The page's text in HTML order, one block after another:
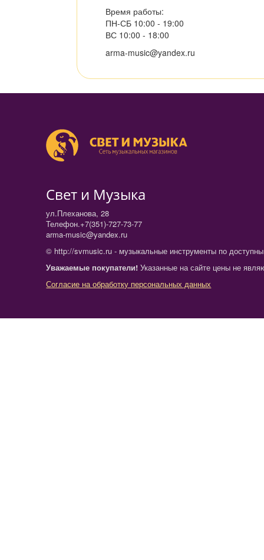
Время работы:
ПН-СБ 10:00 - 19:00
ВС 10:00 - 18:00
arma-music@yandex.ru
Свет и Музыка
ул.Плеханова, 28
Телефон.+7(351)-727-73-77
arma-music@yandex.ru
© http://svmusic.ru - музыкальные инструменты по
Уважаемые покупатели! Указанные на сайте цены не
Согласие на обработку персональных данных